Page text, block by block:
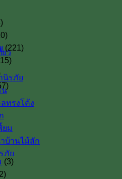
ยว
นิรภัย
น
ทรงโค้ง
ยม
บ้านไม้สัก
ภัย
(221)
(3)